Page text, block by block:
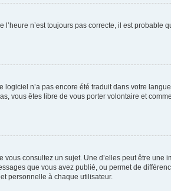
n’est toujours pas correcte, il est
n’a pas encore été traduit dans votre
vous êtes libre de vous porter volontaire et
consultez un sujet. Une d’elles peut être
que vous avez publié, ou permet de
personnelle à chaque utilisateur.